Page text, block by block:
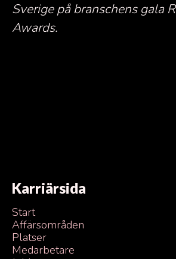
Sverige på branschens gala
Awards.
Karriärsida
Start
Affärsområden
Platser
Medarbetare